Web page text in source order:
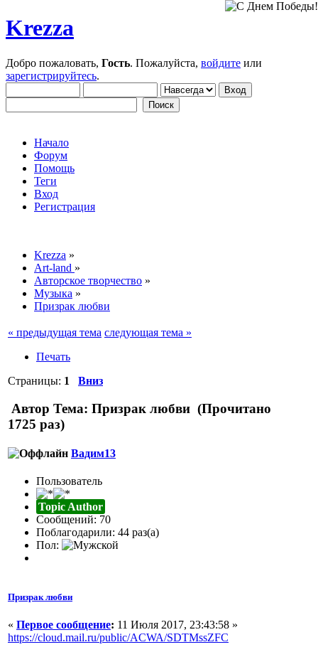
Krezza
Добро пожаловать, Гость. Пожалуйста, войдите или
зарегистрируйтесь.
Начало
Форум
Помощь
Теги
Вход
Регистрация
Krezza »
Art-land »
Авторское творчество »
Музыка »
Призрак любви
« предыдущая тема следующая тема »
Печать
Страницы: 1 Вниз
Автор Тема: Призрак любви (Прочитано
1725 раз)
Вадим13
Пользователь
Topic Author
Сообщений: 70
Поблагодарили: 44 раз(а)
Пол:
Призрак любви
« Первое сообщение: 11 Июля 2017, 23:43:58 »
https://cloud.mail.ru/public/ACWA/SDTMssZFC